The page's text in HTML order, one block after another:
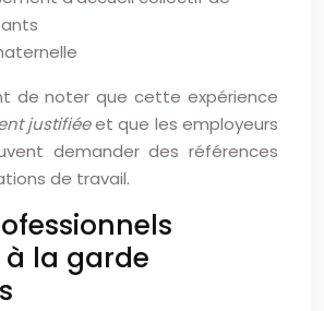
de noter que cette expérience
justifiéeet que les employeurs
demander des références
de travail.
la garde